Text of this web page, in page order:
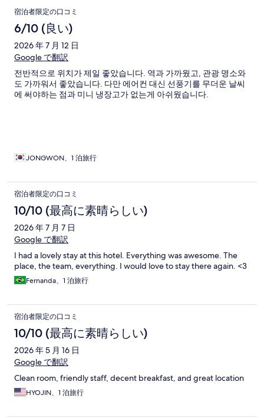
宿泊者限定の口コミ
6/10 (良い)
2026 年 7 月 12 日
Google で翻訳
전반적으로 위치가 제일 좋았습니다. 역과 가까웠고, 관광 명소와
도 가까워서 좋았습니다. 다만 에어컨 대신 선풍기를 무더운 날씨
에 써야하는 점과 미니 냉장고가 없는게 아쉬웠습니다.
JONGWON、1 泊旅行
宿泊者限定の口コミ
10/10 (最高に素晴らしい)
2026 年 7 月 7 日
Google で翻訳
I had a lovely stay at this hotel. Everything was awesome. The
place, the team, everything. I would love to stay there again. <3
Fernanda、1 泊旅行
宿泊者限定の口コミ
10/10 (最高に素晴らしい)
2026 年 5 月 16 日
Google で翻訳
Clean room, friendly staff, decent breakfast, and great location
HYOJIN、1 泊旅行